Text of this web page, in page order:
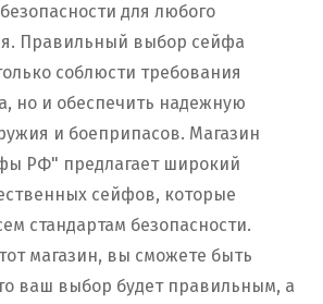
для любого
Правильный выбор сейфа
соблюсти требования
но и обеспечить надежную
и боеприпасов. Магазин
РФ" предлагает широкий
сейфов, которые
стандартам безопасности.
магазин, вы сможете быть
ваш выбор будет правильным, а